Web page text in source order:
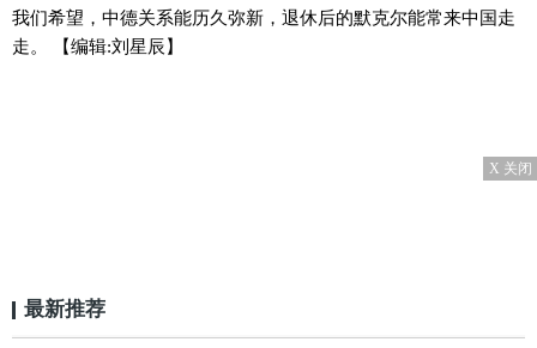
我们希望，中德关系能历久弥新，退休后的默克尔能常来中国走
走。
【编辑:刘星辰】
X 关闭
最新推荐